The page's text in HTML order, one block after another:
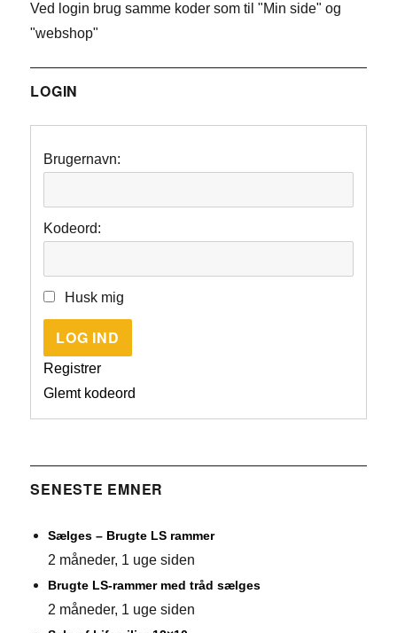
Ved login brug samme koder som til "Min side" og
"webshop"
LOGIN
Brugernavn:
Kodeord:
Husk mig
LOG IND
Registrer
Glemt kodeord
SENESTE EMNER
Sælges – Brugte LS rammer
2 måneder, 1 uge siden
Brugte LS-rammer med tråd sælges
2 måneder, 1 uge siden